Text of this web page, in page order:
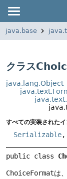
java.base
クラス
java.lang.Object
すべての実装された
Serializable,
public class
ChoiceFormatは